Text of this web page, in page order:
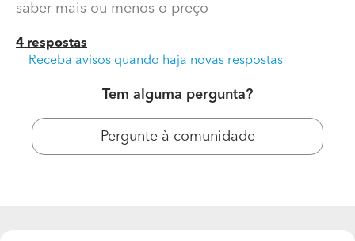
não menosprezando o térmico?
Viva Comunidade,
Praticamente é isso! Estou a receber orçamentos para
saber mais ou menos o preço
4 respostas
Receba avisos quando haja novas respostas
Tem alguma pergunta?
Pergunte à comunidade